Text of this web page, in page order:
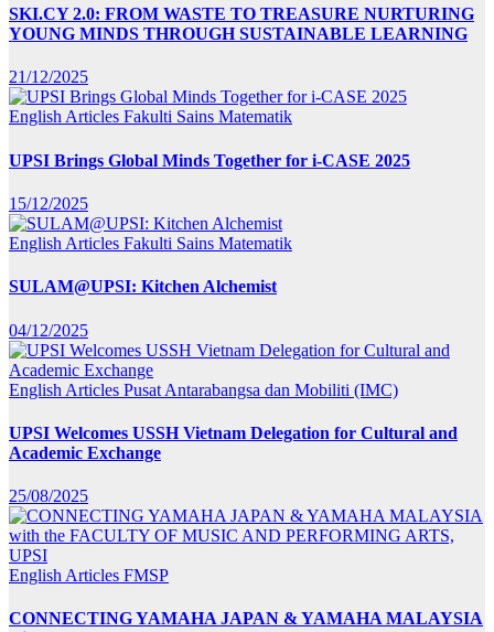
SKI.CY 2.0: FROM WASTE TO TREASURE NURTURING
YOUNG MINDS THROUGH SUSTAINABLE LEARNING
21/12/2025
English Articles Fakulti Sains Matematik
UPSI Brings Global Minds Together for i-CASE 2025
15/12/2025
English Articles Fakulti Sains Matematik
SULAM@UPSI: Kitchen Alchemist
04/12/2025
English Articles Pusat Antarabangsa dan Mobiliti (IMC)
UPSI Welcomes USSH Vietnam Delegation for Cultural and
Academic Exchange
25/08/2025
English Articles FMSP
CONNECTING YAMAHA JAPAN & YAMAHA MALAYSIA